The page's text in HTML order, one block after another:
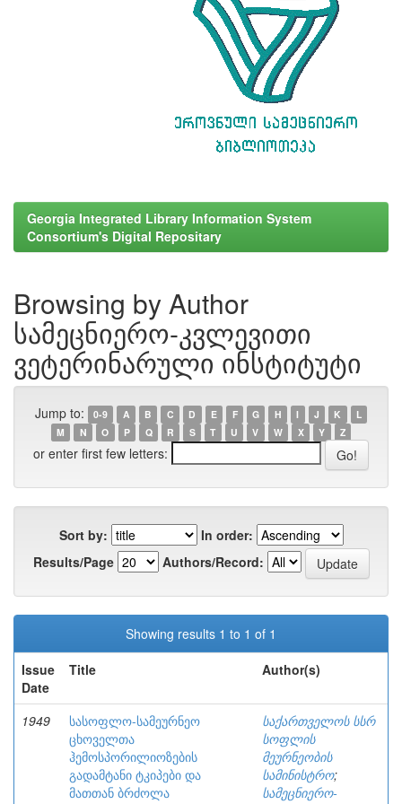
Georgia Integrated Library Information System
Consortium's Digital Repositary
Browsing by Author
სამეცნიერო-კვლევითი
ვეტერინარული ინსტიტუტი
Jump to: 0-9 A B C D E F G H I J K
L
M
N O P Q R S T U V W X Y Z
or enter first few letters:
Sort by:
In order:
Results/Page
Authors/Record:
Showing results 1 to 1 of 1
Issue
Date
Title Author(s)
1949
სასოფლო-სამეურნეო
ცხოველთა
ჰემოსპორილიოზების
გადამტანი ტკიპები და
მათთან ბრძოლა
საქართველოს სსრ
სოფლის
მეურნეობის
სამინისტრო;
სამეცნიერო-